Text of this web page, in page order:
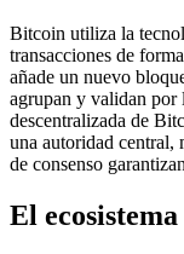
Bitcoin utiliza la
transacciones de
añade un nuevo
agrupan y validan por
descentralizada de
una autoridad central,
de consenso
El